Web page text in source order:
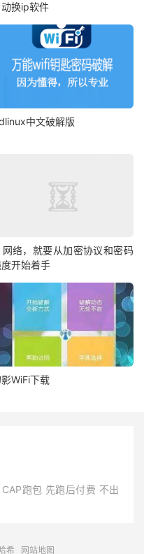
动换ip软件
中文破解版
网络，就要从加密协议和密码
开始着手
WiFi下载
跑包 先跑后付费 不出
希 网站地图